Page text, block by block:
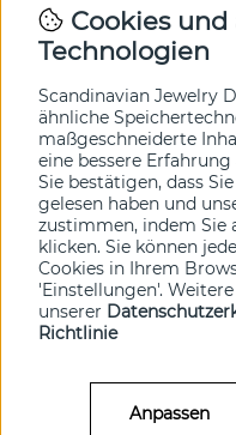
Newsletter
In unserem Newsletter
hier an.
Cookies
Technologien
Scandinavian Jewelry
ähnliche
maßgeschneiderte
eine bessere
Sie bestätigen, dass
gelesen haben und
zustimmen, indem Sie
klicken. Sie können
Cookies in Ihrem
'Einstellungen'.
unserer
Richtlinie
Anpassen